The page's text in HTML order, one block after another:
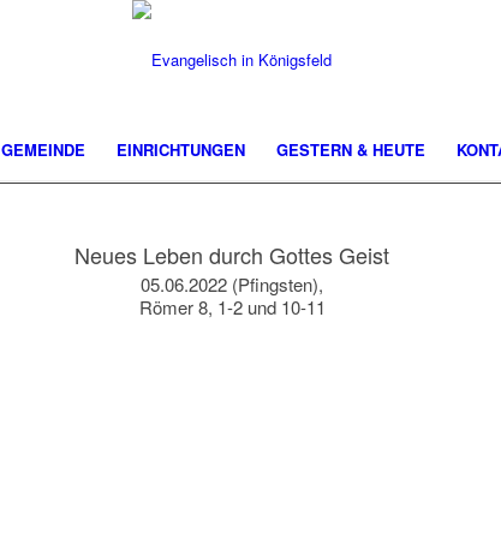
GEMEINDE EINRICHTUNGEN GESTERN & HEUTE
Neues Leben durch Gottes Geist
05.06.2022 (Pfingsten),
Römer 8, 1-2 und 10-11